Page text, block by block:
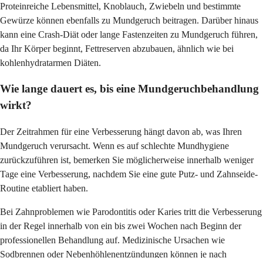
Proteinreiche Lebensmittel, Knoblauch, Zwiebeln und bestimmte
Gewürze können ebenfalls zu Mundgeruch beitragen. Darüber hinaus
kann eine Crash-Diät oder lange Fastenzeiten zu Mundgeruch führen,
da Ihr Körper beginnt, Fettreserven abzubauen, ähnlich wie bei
kohlenhydratarmen Diäten.
Wie lange dauert es, bis eine Mundgeruchbehandlung
wirkt?
Der Zeitrahmen für eine Verbesserung hängt davon ab, was Ihren
Mundgeruch verursacht. Wenn es auf schlechte Mundhygiene
zurückzuführen ist, bemerken Sie möglicherweise innerhalb weniger
Tage eine Verbesserung, nachdem Sie eine gute Putz- und Zahnseide-
Routine etabliert haben.
Bei Zahnproblemen wie Parodontitis oder Karies tritt die Verbesserung
in der Regel innerhalb von ein bis zwei Wochen nach Beginn der
professionellen Behandlung auf. Medizinische Ursachen wie
Sodbrennen oder Nebenhöhlenentzündungen können je nach